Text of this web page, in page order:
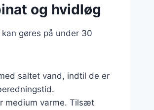
og hvidløg
gøres på under 30
saltet vand, indtil de er
medium varme. Tilsæt